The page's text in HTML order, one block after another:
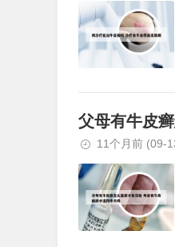
父母有牛皮
11个月前 (09-